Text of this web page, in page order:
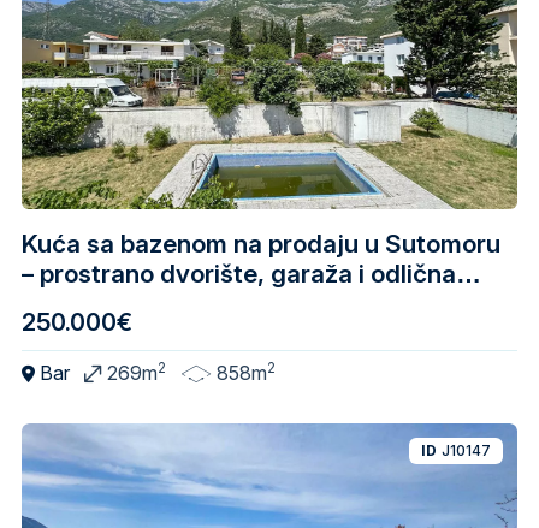
Kuća sa bazenom na prodaju u Sutomoru
– prostrano dvorište, garaža i odlična
250.000€
Bar 269m2 858m2
ID J10147